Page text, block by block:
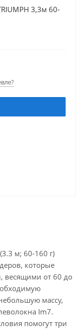
3,3м 60-
м; 60-160 г)
которые
весящими от 60 до
массу,
Im7.
помогут три